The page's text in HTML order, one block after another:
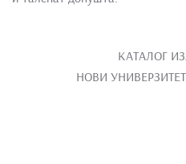
КАТАЛОГ
НОВИ